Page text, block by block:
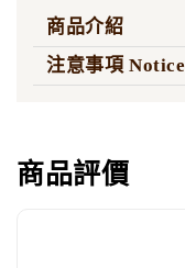
商品介紹
注意事項 Notice
商品評價